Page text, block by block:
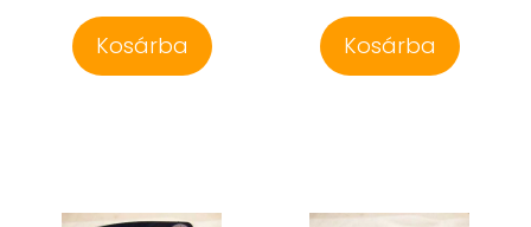
Kosárba Kosárba